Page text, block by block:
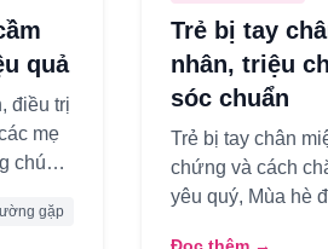
quả
điều trị
mẹ
chúng
gặp
Trẻ bị tay
nhân, triệu
sóc chuẩn
Trẻ bị tay chân
chứng và cách
yêu quý, Mùa hè